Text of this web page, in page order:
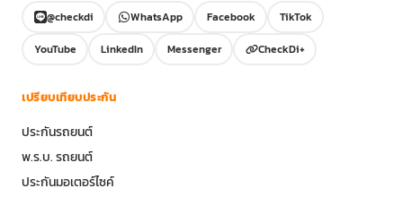
@checkdi WhatsApp Facebook
TikTok
YouTube
LinkedIn Messenger CheckDi+
เปรียบเทียบประกัน
ประกันรถยนต์
พ.ร.บ. รถยนต์
ประกันมอเตอร์ไซค์